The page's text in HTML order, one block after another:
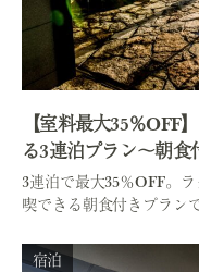
【室料最大35％
る3連泊プラン～朝食
3連泊で最大35％OFF。
喫できる朝食付きプラン
宿泊